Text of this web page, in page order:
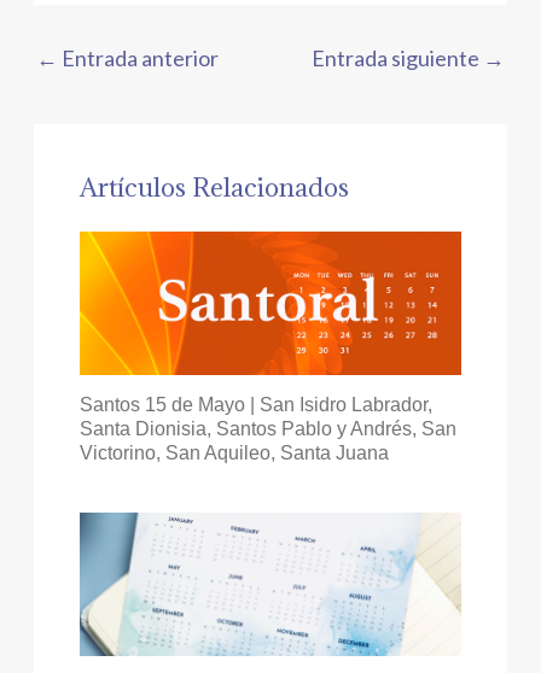
← Entrada anterior Entrada siguiente →
Artículos Relacionados
Santos 15 de Mayo | San Isidro Labrador,
Santa Dionisia, Santos Pablo y Andrés, San
Victorino, San Aquileo, Santa Juana